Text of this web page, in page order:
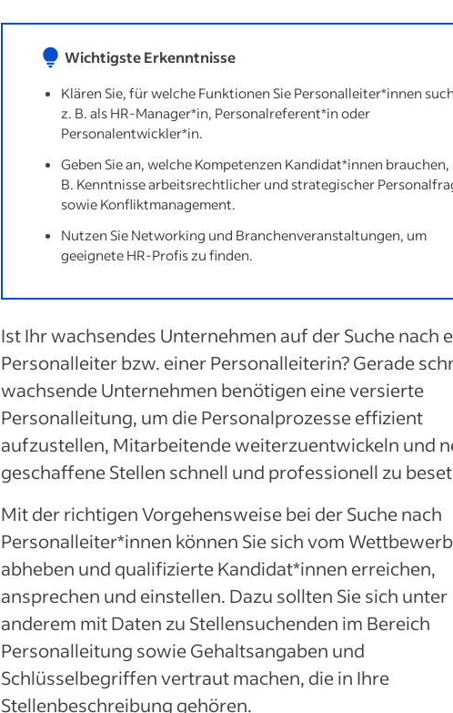
Wichtigste Erkenntnisse
Klären Sie, für welche Funktionen Sie Personalleiter*innen
z. B. als HR-Manager*in, Personalreferent*in oder
Personalentwickler*in.
Geben Sie an, welche Kompetenzen Kandidat*innen brauchen,
B. Kenntnisse arbeitsrechtlicher und strategischer
sowie Konfliktmanagement.
Nutzen Sie Networking und Branchenveranstaltungen, um
geeignete HR-Profis zu finden.
Ist Ihr wachsendes Unternehmen auf der Suche nach
Personalleiter bzw. einer Personalleiterin? Gerade
wachsende Unternehmen benötigen eine versierte
Personalleitung, um die Personalprozesse effizient
aufzustellen, Mitarbeitende weiterzuentwickeln und
geschaffene Stellen schnell und professionell zu
Mit der richtigen Vorgehensweise bei der Suche nach
Personalleiter*innen können Sie sich vom Wettbewerb
abheben und qualifizierte Kandidat*innen erreichen,
ansprechen und einstellen. Dazu sollten Sie sich unter
anderem mit Daten zu Stellensuchenden im Bereich
Personalleitung sowie Gehaltsangaben und
Schlüsselbegriffen vertraut machen, die in Ihre
Stellenbeschreibung gehören.